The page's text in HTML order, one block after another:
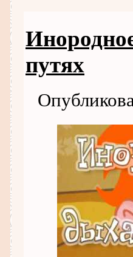
путях